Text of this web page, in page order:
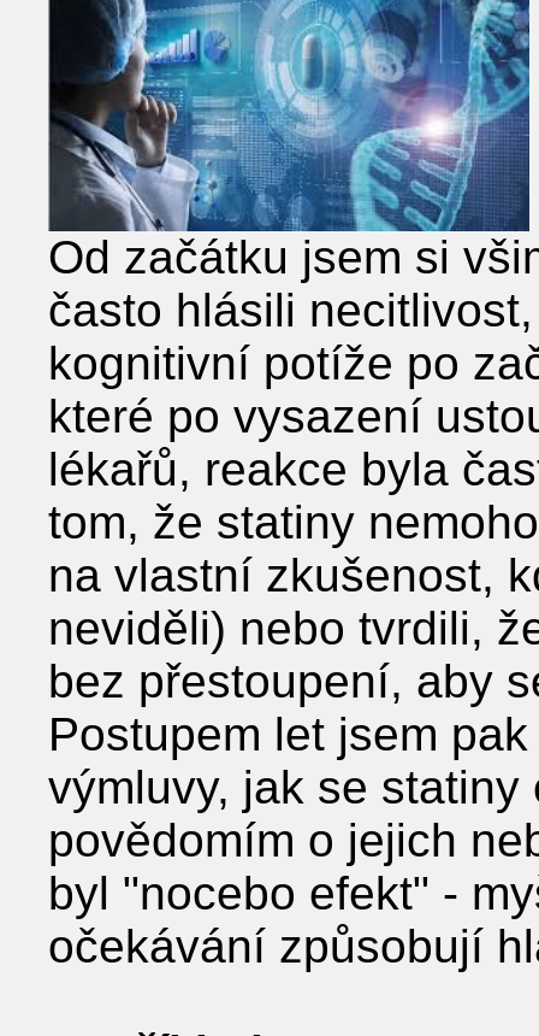
Od začátku jsem si
často hlásili
kognitivní potíže po
které po vysazení
lékařů, reakce byla
tom, že statiny
na vlastní zkušenost,
neviděli) nebo tvrdili,
bez přestoupení, aby
Postupem let jsem
výmluvy, jak se
povědomím o jejich
byl "nocebo efekt" -
očekávání způsobují